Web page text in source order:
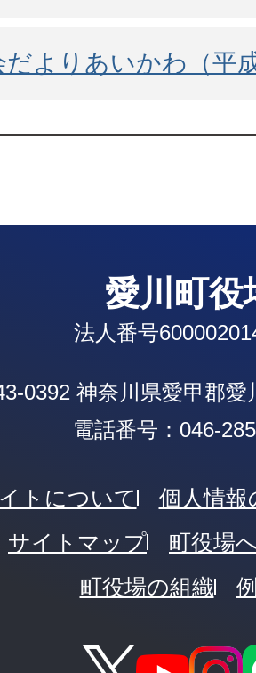
だよりあいかわ（平
愛川町役
法人番号
0392 神奈川県愛甲郡愛
電話番号：046-
トについて
個人情
サイトマップ
町役場
町役場の組織